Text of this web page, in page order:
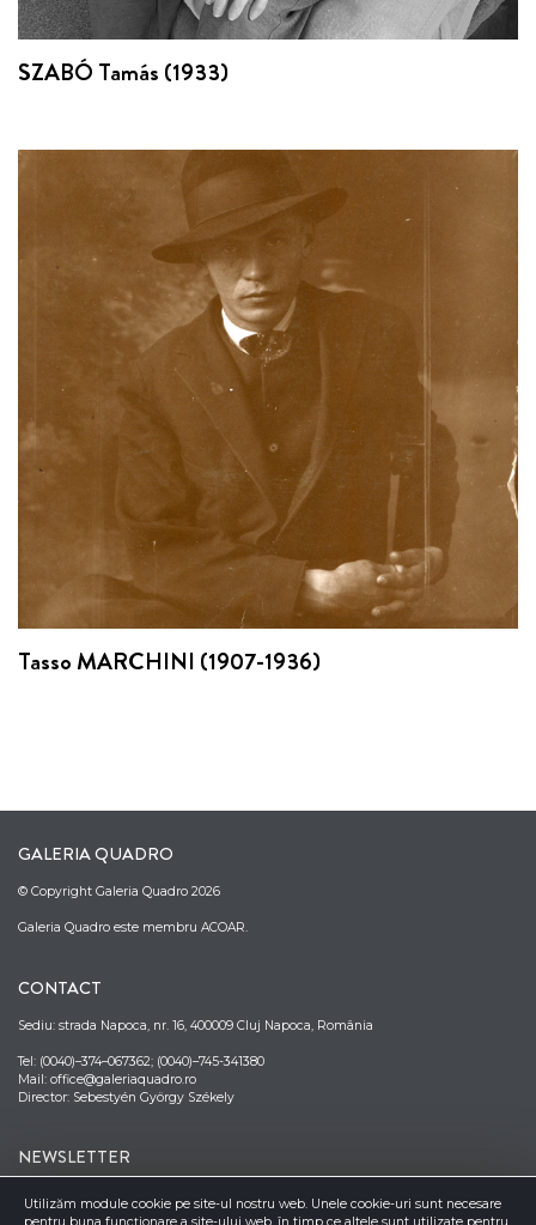
SZABÓ Tamás (1933)
Tasso MARCHINI (1907-1936)
GALERIA QUADRO
© Copyright Galeria Quadro 2026
Galeria Quadro este membru ACOAR.
CONTACT
Sediu: strada Napoca, nr. 16, 400009 Cluj Napoca, România
Tel: (0040)–374–067362; (0040)–745-341380
Mail: office@galeriaquadro.ro
Director: Sebestyén György Székely
NEWSLETTER
Utilizăm module cookie pe site-ul nostru web. Unele cookie-uri sunt necesare